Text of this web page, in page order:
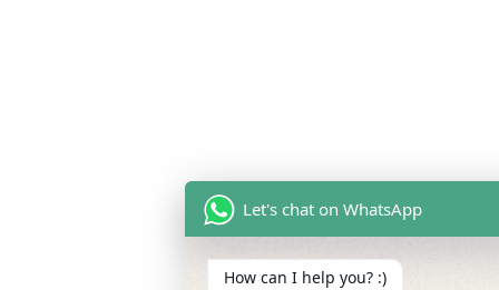
Let's chat on WhatsApp
How can I help you? :)